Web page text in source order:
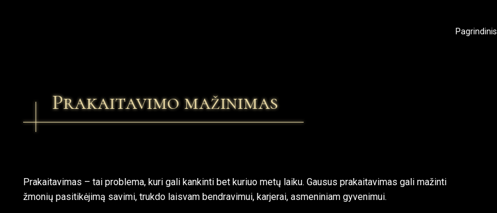
Pagrindinis
Prakaitavimo mažinimas
Prakaitavimas – tai problema, kuri gali kankinti bet kuriuo metų laiku. Gausus prakaitavimas gali mažinti
žmonių pasitikėjimą savimi, trukdo laisvam bendravimui, karjerai, asmeniniam gyvenimui.